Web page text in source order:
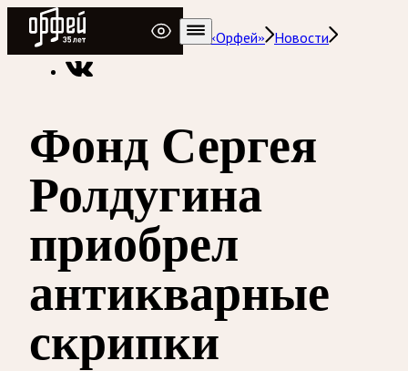
Радио Орфей
Радио классической музыки «Орфей»
Новости
Фонд Сергея
Ролдугина
приобрел
антикварные
скрипки